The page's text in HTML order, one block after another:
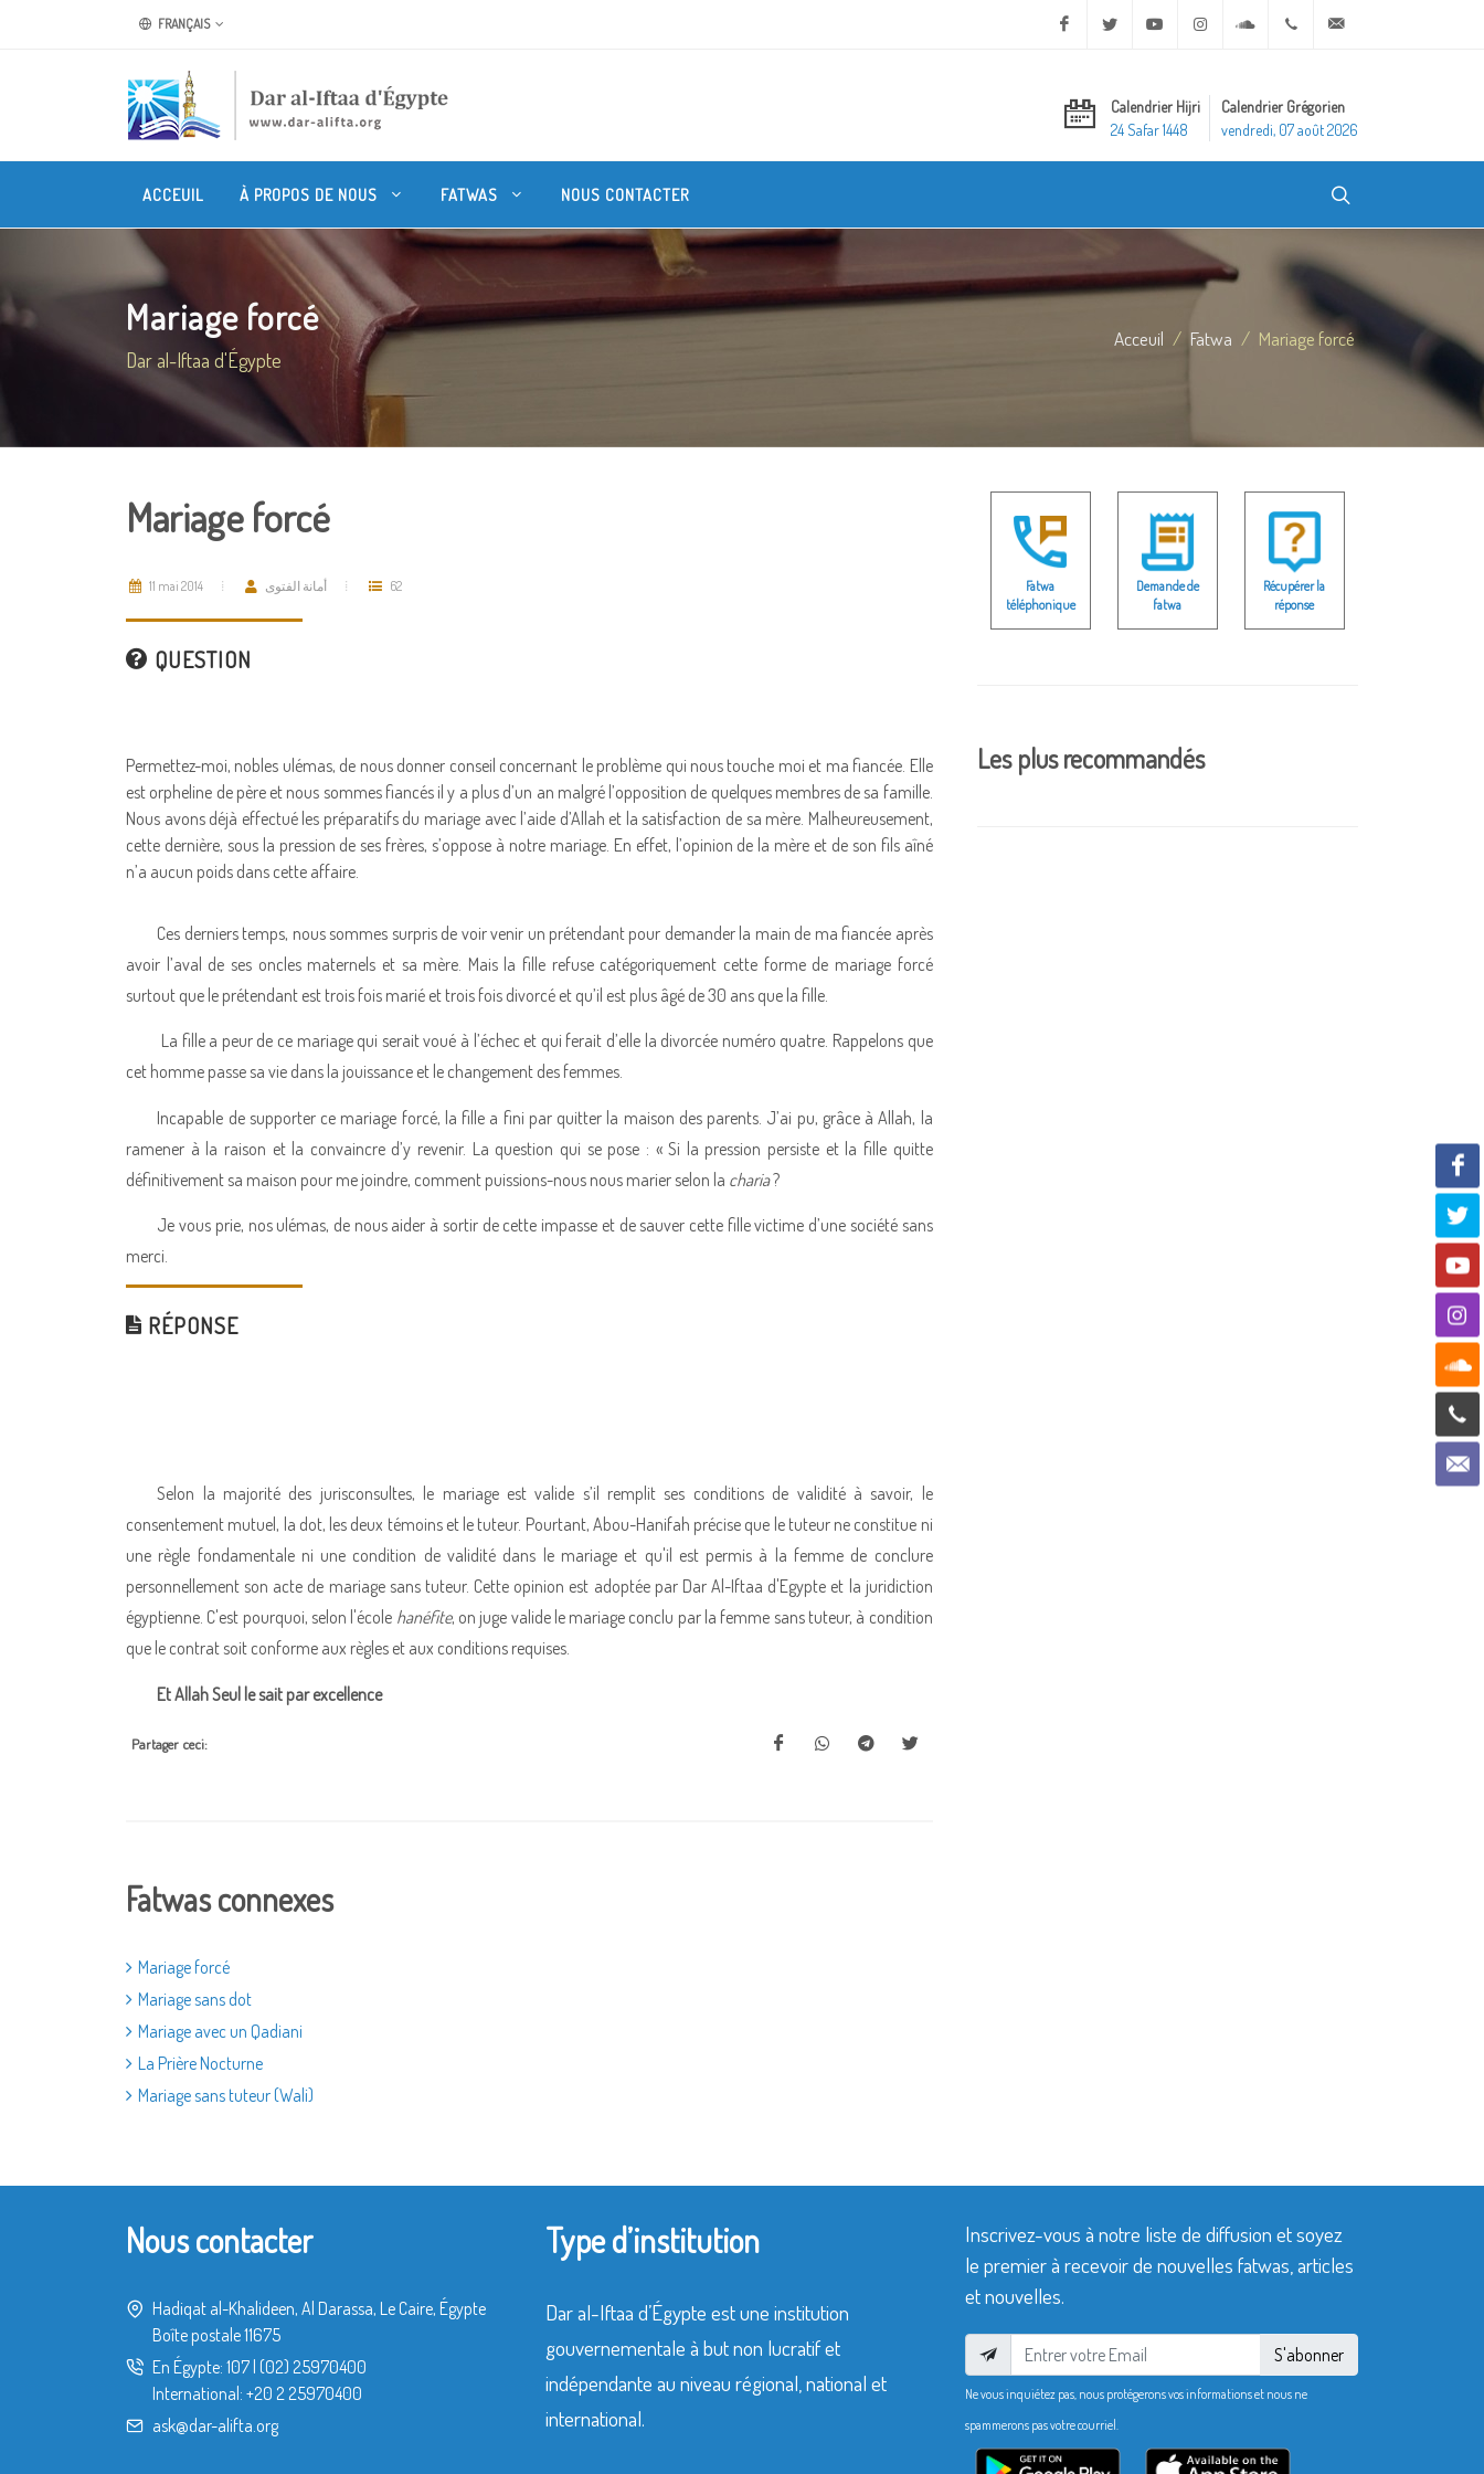
FRANÇAIS Facebook Twitter Youtube Instagram Soundcloud+20 2 25970400
Calendrier Hijri
24 Safar 1448
Calendrier Grégorien
vendredi, 07 août 2026
ACCEUIL À PROPOS DE NOUS FATWAS NOUS CONTACTER
Mariage forcé
Dar al-Iftaa d'Égypte
Acceuil Fatwa Mariage forcé
Mariage forcé
11 mai 2014 أمانة الفتوى 62
QUESTION
Permettez-moi, nobles ulémas, de nous donner conseil concernant le problème qui nous touche moi et ma fiancée. Elle
est orpheline de père et nous sommes fiancés il y a plus d’un an malgré l’opposition de quelques membres de sa famille.
Nous avons déjà effectué les préparatifs du mariage avec l’aide d’Allah et la satisfaction de sa mère. Malheureusement,
cette dernière, sous la pression de ses frères, s’oppose à notre mariage. En effet, l’opinion de la mère et de son fils aîné
n’a aucun poids dans cette affaire.
Ces derniers temps, nous sommes surpris de voir venir un prétendant pour demander la main de ma fiancée après
avoir l’aval de ses oncles maternels et sa mère. Mais la fille refuse catégoriquement cette forme de mariage forcé
surtout que le prétendant est trois fois marié et trois fois divorcé et qu’il est plus âgé de 30 ans que la fille.
La fille a peur de ce mariage qui serait voué à l’échec et qui ferait d’elle la divorcée numéro quatre. Rappelons que
cet homme passe sa vie dans la jouissance et le changement des femmes.
Incapable de supporter ce mariage forcé, la fille a fini par quitter la maison des parents. J’ai pu, grâce à Allah, la
ramener à la raison et la convaincre d’y revenir. La question qui se pose : « Si la pression persiste et la fille quitte
définitivement sa maison pour me joindre, comment puissions-nous nous marier selon la charia?
Je vous prie, nos ulémas, de nous aider à sortir de cette impasse et de sauver cette fille victime d’une société sans
merci.
RÉPONSE
Selon la majorité des jurisconsultes, le mariage est valide s’il remplit ses conditions de validité à savoir, le
consentement mutuel, la dot, les deux témoins et le tuteur. Pourtant, Abou-Hanifah précise que le tuteur ne constitue ni
une règle fondamentale ni une condition de validité dans le mariage et qu'il est permis à la femme de conclure
personnellement son acte de mariage sans tuteur. Cette opinion est adoptée par Dar Al-Iftaa d'Egypte et la juridiction
égyptienne. C'est pourquoi, selon l'école hanéfite, on juge valide le mariage conclu par la femme sans tuteur, à condition
que le contrat soit conforme aux règles et aux conditions requises.
Et Allah Seul le sait par excellence
Partager ceci:
Fatwas connexes
Mariage forcé
Mariage sans dot
Mariage avec un Qadiani
La Prière Nocturne
Mariage sans tuteur (Wali)
Fatwa
téléphonique
Demande de
fatwa
Récupérer la
réponse
Les plus recommandés
Nous contacter
Hadiqat al-Khalideen, Al Darassa, Le Caire, Égypte
Boîte postale 11675
En Égypte: 107| (02) 25970400
International: +20 2 25970400
ask@dar-alifta.org
Type d’institution
Dar al-Iftaa d’Égypte est une institution
gouvernementale à but non lucratif et
indépendante au niveau régional, national et
international.
Inscrivez-vous à notre liste de diffusion et soyez
le premier à recevoir de nouvelles fatwas, articles
et nouvelles.
S'abonner
Ne vous inquiétez pas, nous protégerons vos informations et nous ne
spammerons pas votre courriel.